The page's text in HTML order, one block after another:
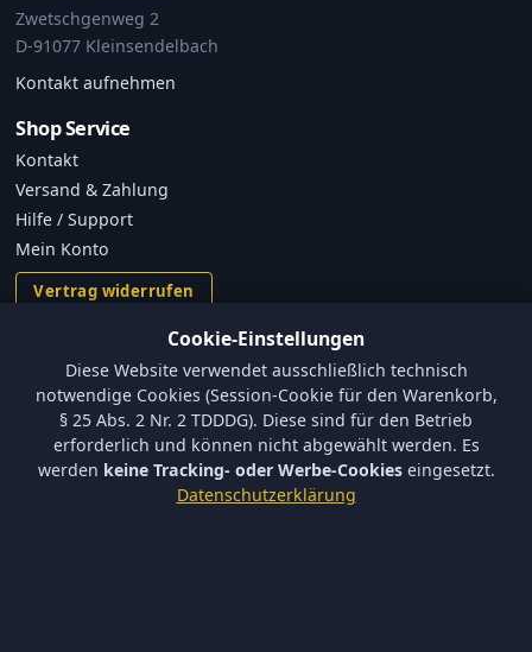
Zwetschgenweg 2
D-91077 Kleinsendelbach
Kontakt aufnehmen
Shop Service
Kontakt
Versand & Zahlung
Hilfe / Support
Mein Konto
Vertrag widerrufen
Versand und Zahlungsbedingungen
Batterieverordnung & Sicherheitshinweise
Datenschutz
AGB
Cookie-Einstellungen
Diese Website verwendet ausschließlich technisch
notwendige Cookies (Session-Cookie für den Warenkorb,
§ 25 Abs. 2 Nr. 2 TDDDG). Diese sind für den Betrieb
erforderlich und können nicht abgewählt werden. Es
werden keine Tracking- oder Werbe-Cookieseingesetzt.
Datenschutzerklärung